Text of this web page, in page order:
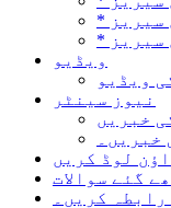
سیریز
سیریز
ویڈیو
ویڈیو
نیوز سینٹر
خبریں
خبریں۔
لوڈ کریں
گئے سوالات
رابطہ کریں۔